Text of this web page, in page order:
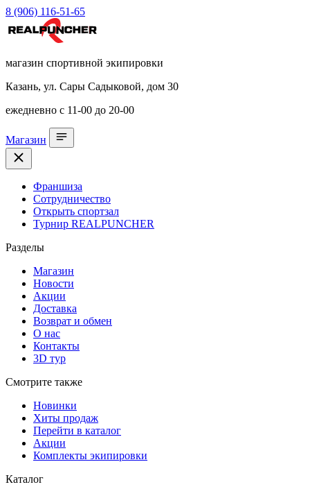
8 (906) 116-51-65
магазин спортивной экипировки
Казань, ул. Сары Садыковой, дом 30
ежедневно с 11-00 до 20-00
Магазин
Франшиза
Сотрудничество
Открыть спортзал
Турнир REALPUNCHER
Разделы
Магазин
Новости
Акции
Доставка
Возврат и обмен
О нас
Контакты
3D тур
Смотрите также
Новинки
Хиты продаж
Перейти в каталог
Акции
Комплекты экипировки
Каталог